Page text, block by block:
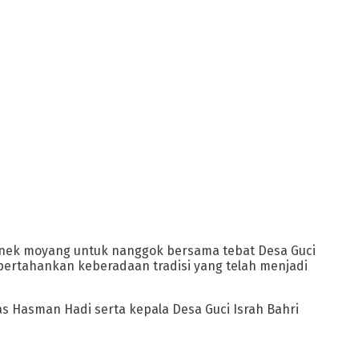
moyang untuk nanggok bersama tebat Desa Guci
keberadaan tradisi yang telah menjadi
Hasman Hadi serta kepala Desa Guci Israh Bahri